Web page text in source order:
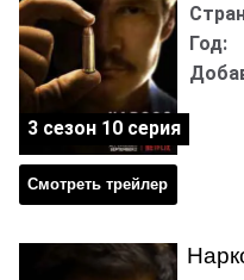
Смотреть трейлер
Год:
3 сезон 10 серия